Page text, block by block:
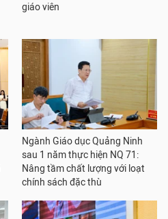
giáo viên
Ngành Giáo dục Quảng Ninh
sau 1 năm thực hiện NQ 71:
Nâng tầm chất lượng với loạt
chính sách đặc thù